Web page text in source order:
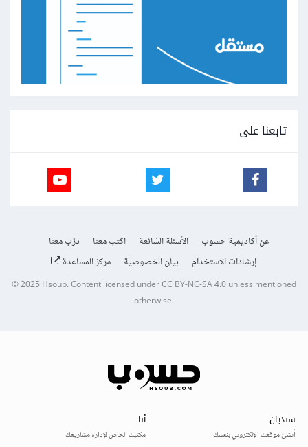
تابعنا على
عن أكاديمية حسوب الأسئلة الشائعة اكتب معنا
درّب معنا
إرشادات الاستخدام
بيان الخصوصية مركز المساعدة
© 2025Hsoub.Content licensed underCC BY-NC-SA 4.0unless mentioned
otherwise.